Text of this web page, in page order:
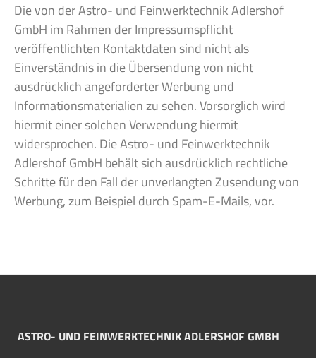
Die von der Astro- und Feinwerktechnik Adlershof
GmbH im Rahmen der Impressumspflicht
veröffentlichten Kontaktdaten sind nicht als
Einverständnis in die Übersendung von nicht
ausdrücklich angeforderter Werbung und
Informationsmaterialien zu sehen. Vorsorglich wird
hiermit einer solchen Verwendung hiermit
widersprochen. Die Astro- und Feinwerktechnik
Adlershof GmbH behält sich ausdrücklich rechtliche
Schritte für den Fall der unverlangten Zusendung von
Werbung, zum Beispiel durch Spam-E-Mails, vor.
ASTRO- UND FEINWERKTECHNIK ADLERSHOF GMBH